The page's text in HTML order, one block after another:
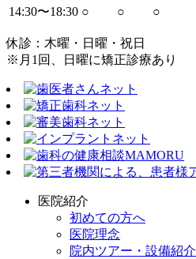
14:30〜18:30 ○ ○ ○
休診：木曜・日曜・祝日
※月1回、日曜に矯正診療あり
医院紹介
初めての方へ
医院理念
院内ツアー・設備紹介